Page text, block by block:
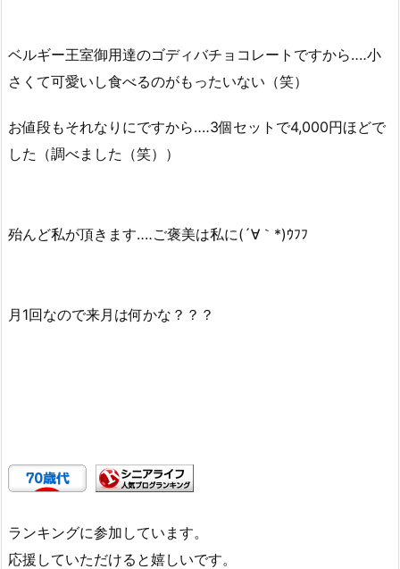
ベルギー王室御用達のゴディバチョコレートですから‥‥小
さくて可愛いし食べるのがもったいない（笑）
お値段もそれなりにですから‥‥3個セットで4,000円ほどで
した（調べました（笑））
殆んど私が頂きます‥‥ご褒美は私に(´∀｀*)ｳﾌﾌ
月1回なので来月は何かな？？？
ランキングに参加しています。
応援していただけると嬉しいです。